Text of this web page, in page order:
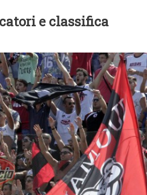
e classifica